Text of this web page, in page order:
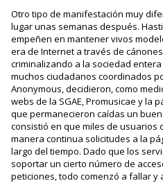
Otro tipo de manifestación muy
lugar unas semanas después.
empeñen en mantener vivos
era de Internet a través de
criminalizando a la sociedad
muchos ciudadanos coordinados
Anonymous, decidieron, como
webs de la SGAE, Promusicae y la
que permanecieron caídas un
consistió en que miles de usuarios
manera continua solicitudes a la
largo del tiempo. Dado que los
soportar un cierto número de
peticiones, todo comenzó a fallar y